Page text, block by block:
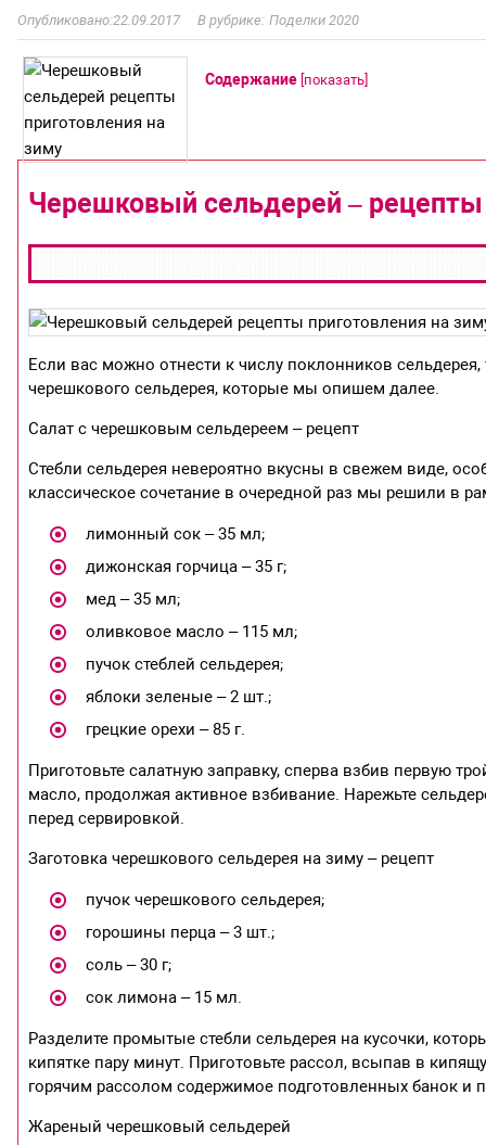
22.09.2017 Поделки 2020
Содержание [показать]
Черешковый сельдерей – рецепты
Если вас можно отнести к числу поклонников
черешкового сельдерея, которые мы опишем далее.
Салат с черешковым сельдереем – рецепт
Стебли сельдерея невероятно вкусны в свежем виде,
классическое сочетание в очередной раз мы решили в
лимонный сок – 35 мл;
дижонская горчица – 35 г;
мед – 35 мл;
оливковое масло – 115 мл;
пучок стеблей сельдерея;
яблоки зеленые – 2 шт.;
грецкие орехи – 85 г.
Приготовьте салатную заправку, сперва взбив первую
масло, продолжая активное взбивание. Нарежьте
перед сервировкой.
Заготовка черешкового сельдерея на зиму – рецепт
пучок черешкового сельдерея;
горошины перца – 3 шт.;
соль – 30 г;
сок лимона – 15 мл.
Разделите промытые стебли сельдерея на кусочки,
кипятке пару минут. Приготовьте рассол, всыпав в
горячим рассолом содержимое подготовленных банок и
Жареный черешковый сельдерей